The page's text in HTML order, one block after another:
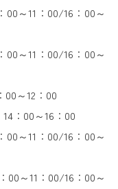
～11：00/16：00～
～11：00/16：00～
～12：00
：00～16：00
～11：00/16：00～
～11：00/16：00～